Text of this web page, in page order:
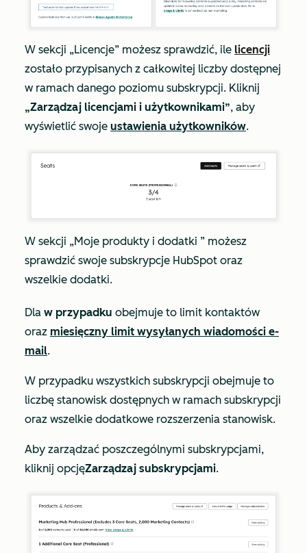
W sekcji „Licencje” możesz sprawdzić, ile licencji
zostało przypisanych z całkowitej liczby dostępnej
w ramach danego poziomu subskrypcji. Kliknij
„Zarządzaj licencjami i użytkownikami”, aby
wyświetlić swoje ustawienia użytkowników.
W sekcji „Moje produkty i dodatki ” możesz
sprawdzić swoje subskrypcje HubSpot oraz
wszelkie dodatki.
Dla w przypadku obejmuje to limit kontaktów
oraz miesięczny limit wysyłanych wiadomości e-
mail.
W przypadku wszystkich subskrypcji obejmuje to
liczbę stanowisk dostępnych w ramach subskrypcji
oraz wszelkie dodatkowe rozszerzenia stanowisk.
Aby zarządzać poszczególnymi subskrypcjami,
kliknij opcjęZarządzaj subskrypcjami.